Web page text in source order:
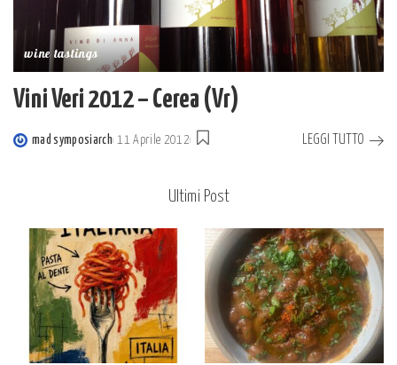
wine tastings
Vini Veri 2012 – Cerea (Vr)
Posted
mad symposiarch 11 Aprile 2012 LEGGI TUTTO
Ultimi Post